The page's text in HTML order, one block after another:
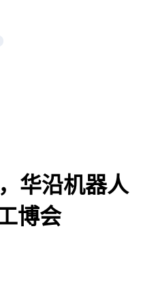
华沿机器人
博会